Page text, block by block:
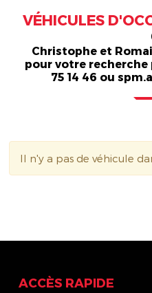
VÉHICULES
Christophe et
pour votre recherche
75 14 46 ou
Il n'y a pas de véhicule
ACCÈS RAPIDE